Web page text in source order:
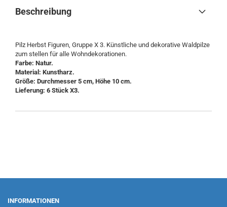
Beschreibung
Pilz Herbst Figuren, Gruppe X 3. Künstliche und dekorative Waldpilze
zum stellen für alle Wohndekorationen.
Farbe: Natur.
Material: Kunstharz.
Größe: Durchmesser 5 cm, Höhe 10 cm.
Lieferung: 6 Stück X3.
INFORMATIONEN